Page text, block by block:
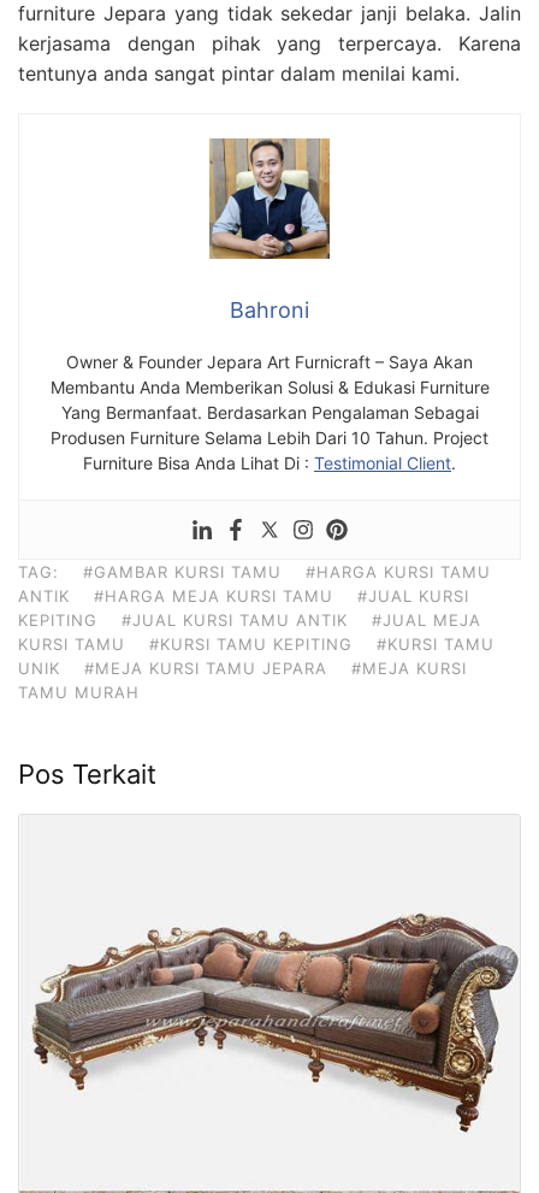
furniture Jepara yang tidak sekedar janji belaka. Jalin
kerjasama dengan pihak yang terpercaya. Karena
tentunya anda sangat pintar dalam menilai kami.
Bahroni
Owner & Founder Jepara Art Furnicraft – Saya Akan
Membantu Anda Memberikan Solusi & Edukasi Furniture
Yang Bermanfaat. Berdasarkan Pengalaman Sebagai
Produsen Furniture Selama Lebih Dari 10 Tahun. Project
Furniture Bisa Anda Lihat Di : Testimonial Client.
TAG: #GAMBAR KURSI TAMU
#HARGA KURSI TAMU
ANTIK
#HARGA MEJA KURSI TAMU
#JUAL KURSI
KEPITING
#JUAL KURSI TAMU ANTIK
#JUAL MEJA
KURSI TAMU
#KURSI TAMU KEPITING
#KURSI TAMU
UNIK
#MEJA KURSI TAMU JEPARA
#MEJA KURSI
TAMU MURAH
Pos Terkait